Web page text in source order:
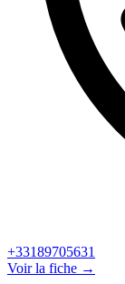
+33189705631
Voir la fiche →